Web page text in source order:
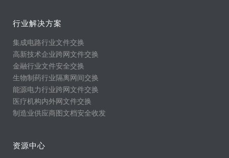
行业解决方案
集成电路行业文件交换
高新技术企业跨网文件交换
金融行业文件安全交换
生物制药行业隔离网间交换
能源电力行业跨网文件交换
医疗机构内外网文件交换
制造业供应商图文档安全收发
资源中心